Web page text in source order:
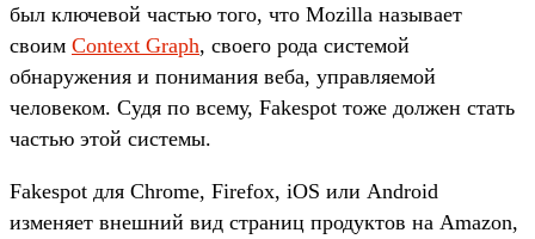
был ключевой частью того, что Mozilla называет
своим Context Graph, своего рода системой
обнаружения и понимания веба, управляемой
человеком. Судя по всему, Fakespot тоже должен стать
частью этой системы.
Fakespot для Chrome, Firefox, iOS или Android
изменяет внешний вид страниц продуктов на Amazon,